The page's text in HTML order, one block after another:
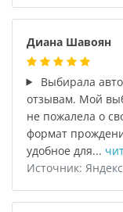
Диана Шавоян
Выбирала
отзывам. Мой
не пожалела о
формат
удобное для...
Источник: Яндекс